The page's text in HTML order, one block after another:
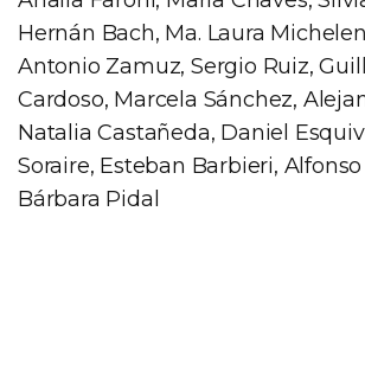
Hernán Bach, Ma. Laura
Antonio Zamuz, Sergio Ruiz,
Cardoso, Marcela Sánchez,
Natalia Castañeda, Daniel
Soraire, Esteban Barbieri,
Bárbara Pidal